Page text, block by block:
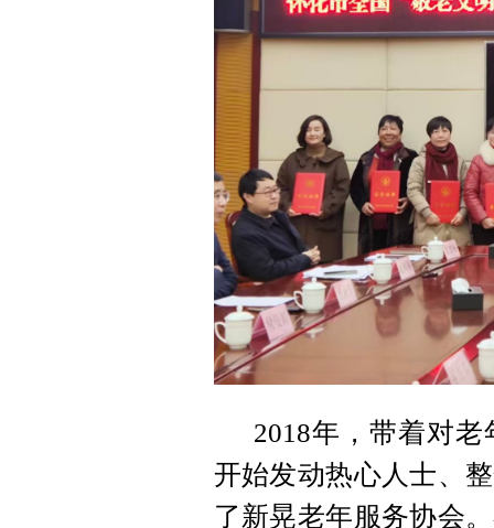
2018年，带着对
开始发动热心人士、
了新晃老年服务协会